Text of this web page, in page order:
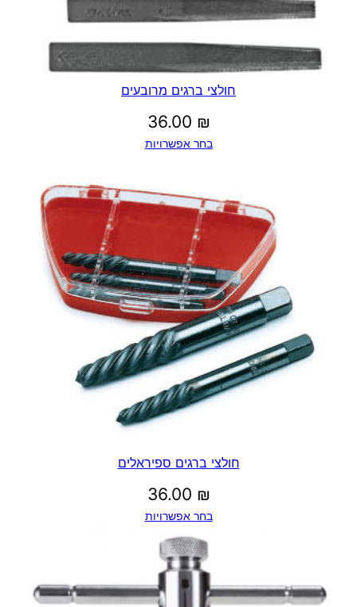
חולצי ברגים מרובעים
36.00 ₪
בחר אפשרויות
חולצי ברגים ספיראלים
36.00 ₪
בחר אפשרויות